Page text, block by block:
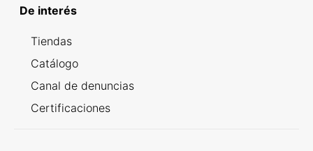
De interés
Tiendas
Catálogo
Canal de denuncias
Certificaciones